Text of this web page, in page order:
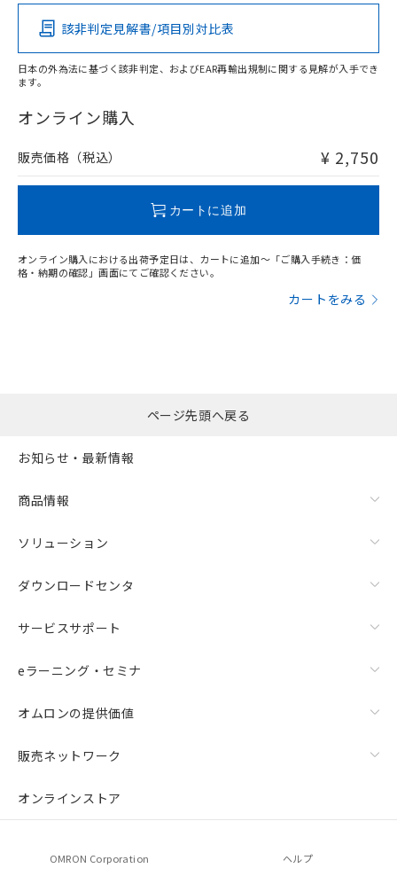
O
在庫等で未対応品が混在する可能性があります。
問い合わせください。
該非判定見解書/項目別対比表
日本の外為法に基づく該非判定、およびEAR再輸出規制に関する見解が入手でき
ます。
オンライン購入
販売価格（税込） ¥ 2,750
カートに追加
オンライン購入における出荷予定日は、カートに追加～「ご購入手続き：価
格・納期の確認」画面にてご確認ください。
カートをみる
ページ先頭へ戻る
お知らせ・最新情報
商品情報
ソリューション
ダウンロードセンタ
サービスサポート
eラーニング・セミナ
オムロンの提供価値
販売ネットワーク
オンラインストア
OMRON Corporation ヘルプ